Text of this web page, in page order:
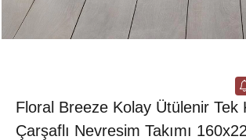
Floral Breeze Kolay Ütülenir Tek
Çarşaflı Nevresim Takımı